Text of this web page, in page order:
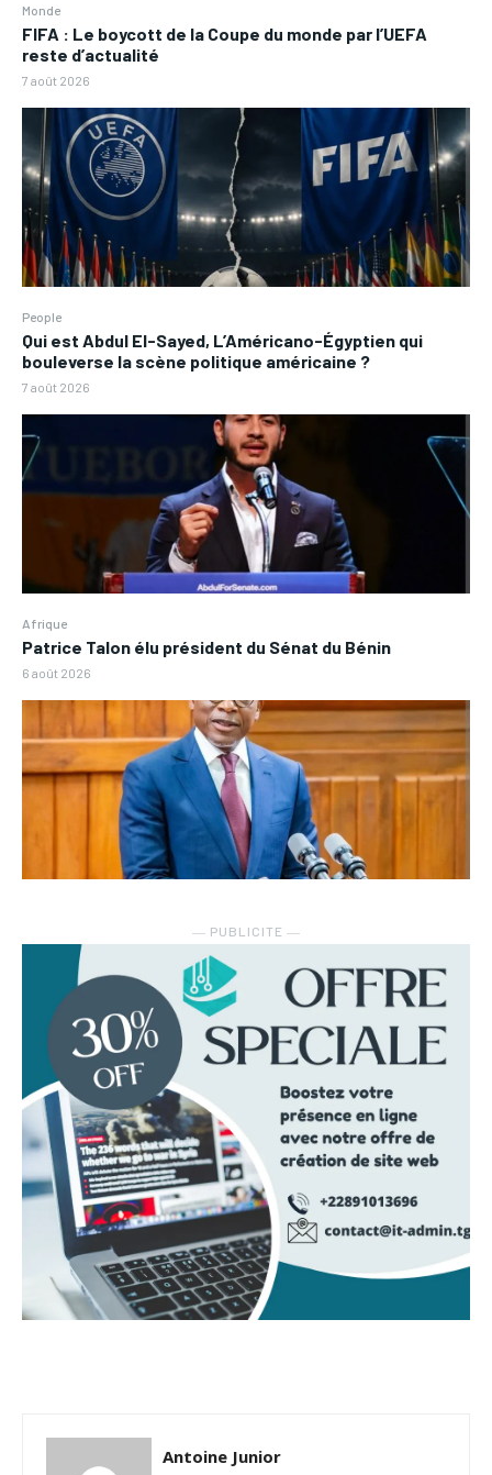
Monde
FIFA : Le boycott de la Coupe du monde par l’UEFA
reste d’actualité
7 août 2026
People
Qui est Abdul El-Sayed, L’Américano-Égyptien qui
bouleverse la scène politique américaine ?
7 août 2026
Afrique
Patrice Talon élu président du Sénat du Bénin
6 août 2026
― PUBLICITE ―
Antoine Junior